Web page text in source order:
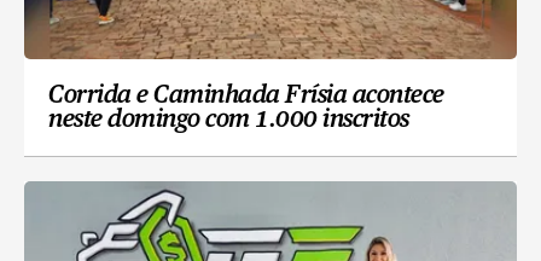
Corrida e Caminhada Frísia acontece
neste domingo com 1.000 inscritos